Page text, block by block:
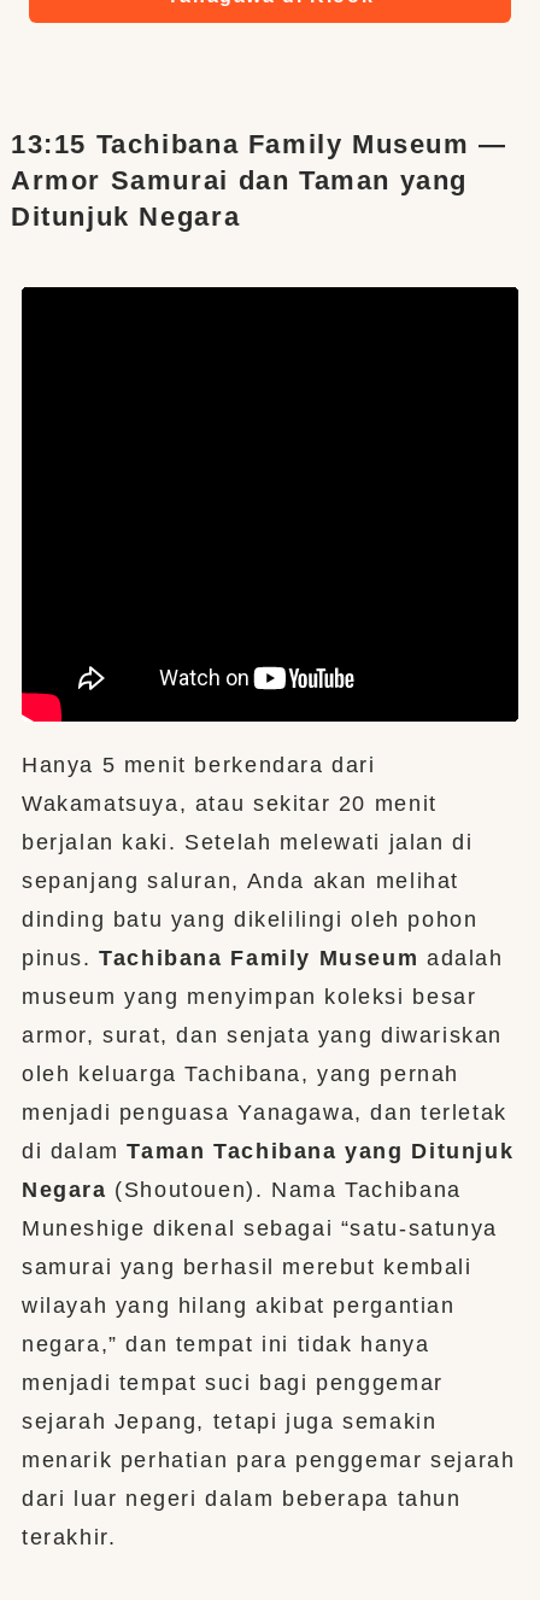
13:15 Tachibana Family Museum —
Armor Samurai dan Taman yang
Ditunjuk Negara
Hanya 5 menit berkendara dari
Wakamatsuya, atau sekitar 20 menit
berjalan kaki. Setelah melewati jalan di
sepanjang saluran, Anda akan melihat
dinding batu yang dikelilingi oleh pohon
pinus.Tachibana Family Museum adalah
museum yang menyimpan koleksi besar
armor, surat, dan senjata yang diwariskan
oleh keluarga Tachibana, yang pernah
menjadi penguasa Yanagawa, dan terletak
di dalamTaman Tachibana yang Ditunjuk
Negara (Shoutouen). Nama Tachibana
Muneshige dikenal sebagai “satu-satunya
samurai yang berhasil merebut kembali
wilayah yang hilang akibat pergantian
negara,” dan tempat ini tidak hanya
menjadi tempat suci bagi penggemar
sejarah Jepang, tetapi juga semakin
menarik perhatian para penggemar sejarah
dari luar negeri dalam beberapa tahun
terakhir.